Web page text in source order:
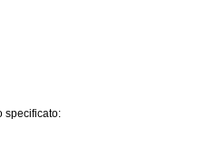
specificato: